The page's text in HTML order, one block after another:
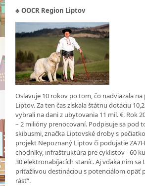
♣ OOCR Region Liptov
Oslavuje 10 rokov po tom, čo nadviazala
Liptov. Za ten čas získala štátnu dotáciu
vybrali na dani z ubytovania 11 mil. €. Rok
– 2 milióny prenocovaní. Podpisuje sa pod
skibusmi, značka Liptovské droby s
projekt Nepoznaný Liptov či podujatie
chodníky, infraštruktúra pre cyklistov - 60
30 elektronabíjacích staníc. Aj vďaka nim sa
príťažlivou destináciou s potenciálom opäť
rásť“.